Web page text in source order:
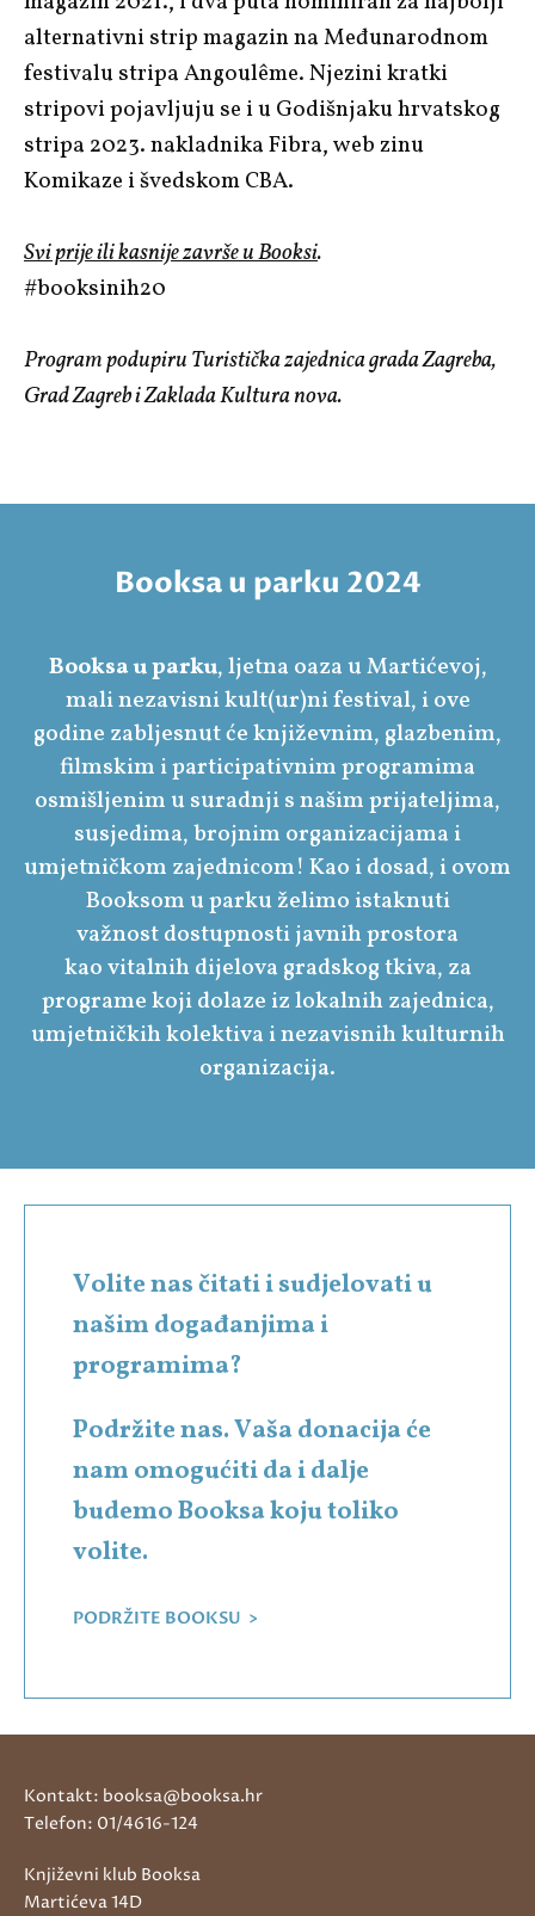
alternativni strip magazin na Međunarodnom
festivalu stripa Angoulême. Njezini kratki
stripovi pojavljuju se i u Godišnjaku hrvatskog
stripa 2023. nakladnika Fibra, web zinu
Komikaze i švedskom CBA.
Svi prije ili kasnije završe u Booksi.
#booksinih20
Program podupiru Turistička zajednica grada Zagreba,
Grad Zagreb i Zaklada Kultura nova.
Booksa u parku 2024
Booksa u parku, ljetna oaza u Martićevoj,
mali nezavisni kult(ur)ni festival, i ove
godine zabljesnut će književnim, glazbenim,
filmskim i participativnim programima
osmišljenim u suradnji s našim prijateljima,
susjedima, brojnim organizacijama i
umjetničkom zajednicom! Kao i dosad, i ovom
Booksom u parku želimo istaknuti
važnost dostupnosti javnih prostora
kao vitalnih dijelova gradskog tkiva, za
programe koji dolaze iz lokalnih zajednica,
umjetničkih kolektiva i nezavisnih kulturnih
organizacija.
Volite nas čitati i sudjelovati u
našim događanjima i
programima?
Podržite nas. Vaša donacija će
nam omogućiti da i dalje
budemo Booksa koju toliko
volite.
PODRŽITE BOOKSU >
Kontakt: booksa@booksa.hr
Telefon: 01/4616-124
Književni klub Booksa
Martićeva 14D